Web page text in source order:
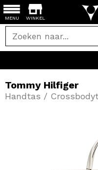
WINKEL
MENU
Tommy Hilfiger
Handtas /